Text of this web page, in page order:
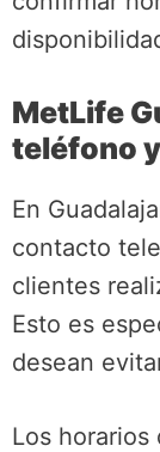
MetLife
teléfono
En
contacto
clientes
Esto es
desean
Los